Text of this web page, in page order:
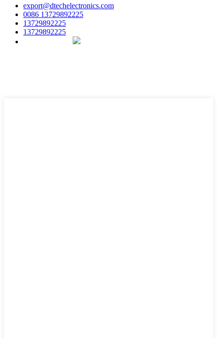
export@dtechelectronics.com
0086 13729892225
13729892225
13729892225